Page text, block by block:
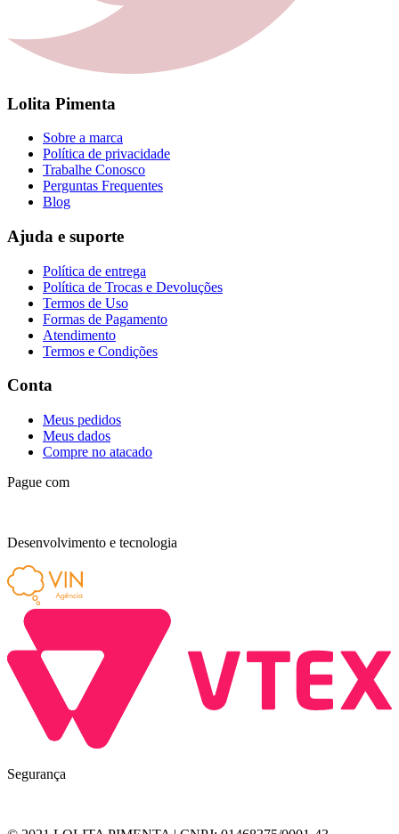
Lolita Pimenta
Sobre a marca
Política de privacidade
Trabalhe Conosco
Perguntas Frequentes
Blog
Ajuda e suporte
Política de entrega
Política de Trocas e Devoluções
Termos de Uso
Formas de Pagamento
Atendimento
Termos e Condições
Conta
Meus pedidos
Meus dados
Compre no atacado
Pague com
Desenvolvimento e tecnologia
Segurança